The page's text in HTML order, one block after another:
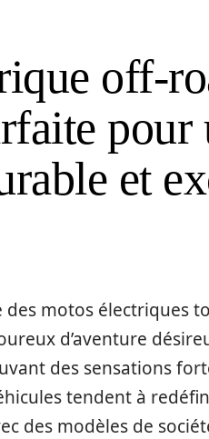
off-
pour
et
motos électriques
d’aventure
des sensations
tendent à
des modèles de